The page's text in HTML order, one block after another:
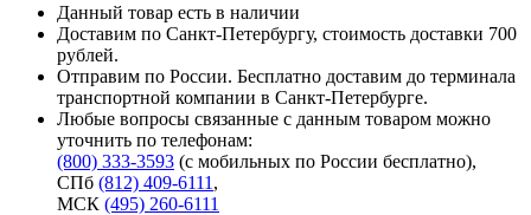
Данный товар есть в наличии
Доставим по Санкт-Петербургу, стоимость доставки 700
рублей.
Отправим по России. Бесплатно доставим до терминала
транспортной компании в Санкт-Петербурге.
Любые вопросы связанные с данным товаром можно
уточнить по телефонам:
(800) 333-3593 (с мобильных по России бесплатно),
СПб (812) 409-6111 ,
МСК (495) 260-6111